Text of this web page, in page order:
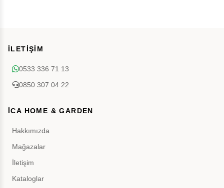
İLETİŞİM
0533 336 71 13
0850 307 04 22
İCA HOME & GARDEN
Hakkımızda
Mağazalar
İletişim
Kataloglar